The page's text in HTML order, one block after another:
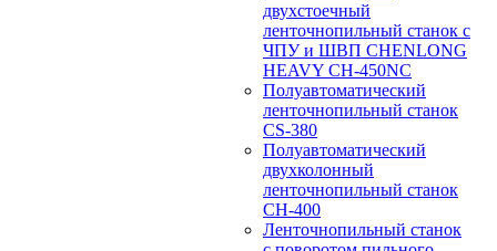
двухстоечный
ленточнопильный станок с
ЧПУ и ШВП CHENLONG
HEAVY CH-450NC
Полуавтоматический
ленточнопильный станок
CS-380
Полуавтоматический
двухколонный
ленточнопильный станок
CH-400
Ленточнопильный станок